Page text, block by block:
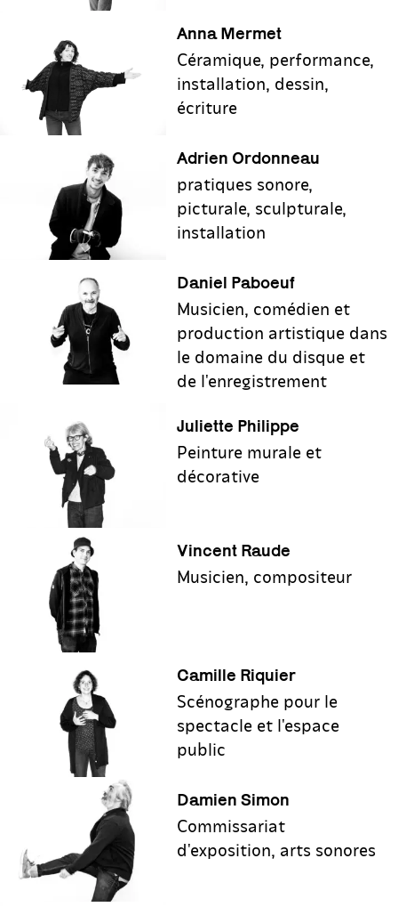
Anna Mermet
Céramique, performance,
installation, dessin,
écriture
Adrien Ordonneau
pratiques sonore,
picturale, sculpturale,
installation
Daniel Paboeuf
Musicien, comédien et
production artistique dans
le domaine du disque et
de l'enregistrement
Juliette Philippe
Peinture murale et
décorative
Vincent Raude
Musicien, compositeur
Camille Riquier
Scénographe pour le
spectacle et l'espace
public
Damien Simon
Commissariat
d'exposition, arts sonores